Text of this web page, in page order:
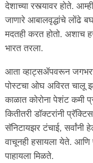
देशाच्या रस्त्यावर होते.
जाणारे आबालवृद्धांचे लोंढे
मदतही करत होतो. अशाच
भारत तरला.
आता व्हाट्सॲपवरून
पोस्टचा ओघ अविरत चालू
काळात कोरोना पेशंट कमी
कितीतरी डॉक्टरांनी
सॅनिटायझर टंचाई,
वाचूनही हसायला येते. आणि
पाहायला मिळते.